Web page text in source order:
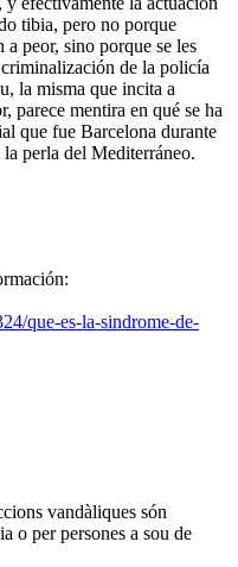
tibia, pero no porque
peor, sino porque se les
criminalización de la policía
la misma que incita a
parece mentira en qué se ha
que fue Barcelona durante
perla del Mediterráneo.
que-es-la-sindrome-de-
vandàliques són
o per persones a sou de